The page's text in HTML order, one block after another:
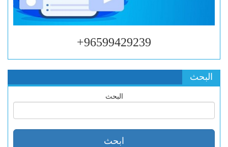
96599429239+
البحث
البحث